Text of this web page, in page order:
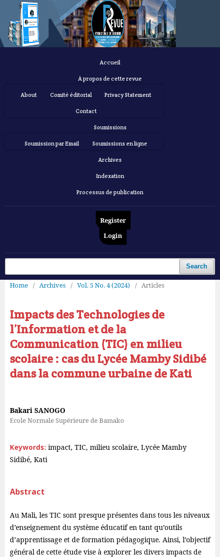
Accueil
À propos de cette revue
About Comité éditorial Privacy Statement
Contact
Soumissions
Soumission par Email Soumissions en ligne
Archives
Indexation
Processus de publication
Register
Login
Search
Home / Archives / Vol. 5 No. 4 (2024) / Articles
Impacts des Technologies de
l’Information et de la
Communication (TIC) en milieu
scolaire : cas du Lycée Mamby Sidibé
dans la commune urbaine de Kati
Bakari SANOGO
Ecole Normale Supérieure de Bamako
Keywords: impact, TIC, milieu scolaire, Lycée Mamby
Sidibé, Kati
Abstract
Au Mali, les TIC sont presque présentes dans tous les niveaux
d’enseignement du système éducatif en tant qu’outils
d’apprentissage et de formation pédagogique. Ainsi, l’objectif
général de cette étude vise à explorer les divers impacts de